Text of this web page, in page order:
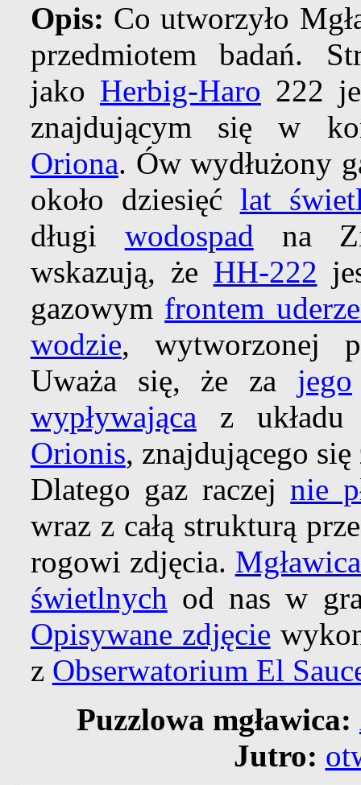
Opis: Co utworzyło
przedmiotem badań.
jako Herbig-Haro 222
znajdującym się w
Oriona. Ów wydłużony
około dziesięć lat
długi wodospad na
wskazują, że HH-222
gazowym frontem
wodzie, wytworzonej
Uważa się, że za jego
wypływająca z
Orionis, znajdującego
Dlatego gaz raczej nie
wraz z całą strukturą
rogowi zdjęcia.
świetlnych od nas w
Opisywane zdjęcie
z Obserwatorium El
Puzzlowa mgławica:
Jutro: